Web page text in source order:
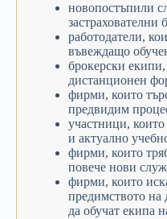
новопостъпили
застрахователни
работодатели,
въвеждащо
брокерски
дистанционен
фирми, които
предвидим
участници,
и актуално
фирми, които
повече нови
фирми, които
предимството на
да обучат екипа